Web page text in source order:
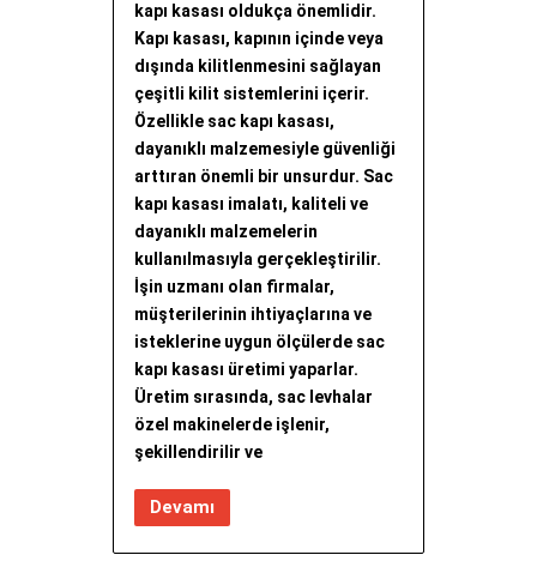
kapı kasası oldukça önemlidir.
Kapı kasası, kapının içinde veya
dışında kilitlenmesini sağlayan
çeşitli kilit sistemlerini içerir.
Özellikle sac kapı kasası,
dayanıklı malzemesiyle güvenliği
arttıran önemli bir unsurdur. Sac
kapı kasası imalatı, kaliteli ve
dayanıklı malzemelerin
kullanılmasıyla gerçekleştirilir.
İşin uzmanı olan firmalar,
müşterilerinin ihtiyaçlarına ve
isteklerine uygun ölçülerde sac
kapı kasası üretimi yaparlar.
Üretim sırasında, sac levhalar
özel makinelerde işlenir,
şekillendirilir ve
Devamı